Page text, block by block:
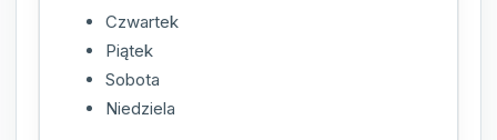
Czwartek
Piątek
Sobota
Niedziela